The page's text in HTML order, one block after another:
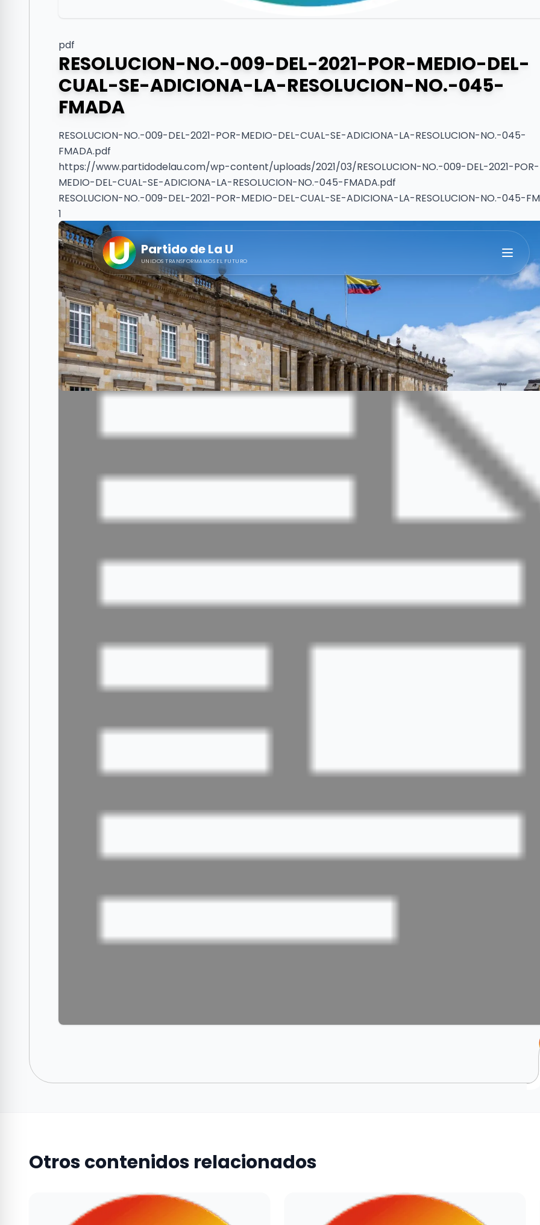
pdf
RESOLUCION-NO.-009-DEL-2021-POR-MEDIO-DEL-
CUAL-SE-ADICIONA-LA-RESOLUCION-NO.-045-
FMADA
RESOLUCION-NO.-009-DEL-2021-POR-MEDIO-DEL-CUAL-SE-ADICIONA-LA-RESOLUCION-NO.-045-
FMADA.pdf
https://www.partidodelau.com/wp-content/uploads/2021/03/RESOLUCION-NO.-009-DEL-2021-POR-
MEDIO-DEL-CUAL-SE-ADICIONA-LA-RESOLUCION-NO.-045-FMADA.pdf
RESOLUCION-NO.-009-DEL-2021-POR-MEDIO-DEL-CUAL-SE-ADICIONA-LA-RESOLUCION-NO.-045-
1
resolucion-no-009-del-2021-por-medio-del-cual-se-adiciona-la-resolucion-no-045-fmada
inherit
2025-11-27 16:03:40
2025-12-15 20:29:11
application/pdf
application
pdf
Otros contenidos relacionados